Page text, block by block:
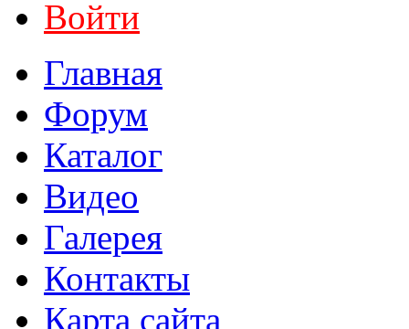
Войти
Главная
Форум
Каталог
Видео
Галерея
Контакты
Карта сайта